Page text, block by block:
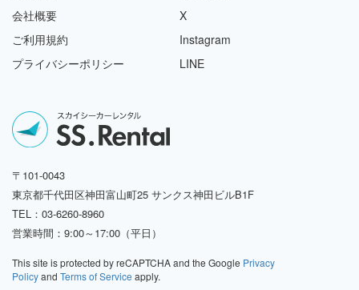
〒101-0043
東京都千代田区神田富山町25 サンクス神田ビルB1F
TEL：03-6260-8960
営業時間：9:00～17:00（平日）
This site is protected by reCAPTCHA and the Google Privacy
Policyand Terms of Service apply.
会社概要
ご利用規約
プライバシーポリシー
X
Instagram
LINE